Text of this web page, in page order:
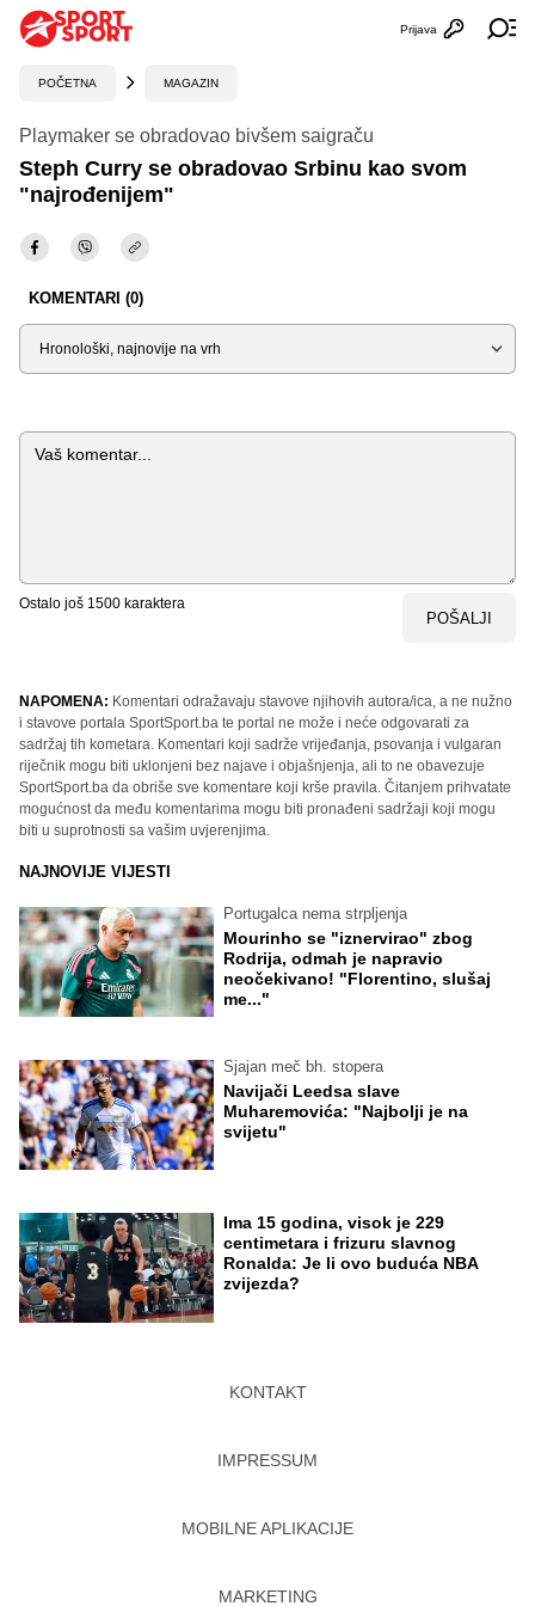
Otvori
Prijava
POČETNA MAGAZIN
Playmaker se obradovao bivšem saigraču
Steph Curry se obradovao Srbinu kao svom
"najrođenijem"
KOMENTARI (0)
Sortiraj
Komentar
Ostalo još 1500 karaktera
POŠALJI
NAPOMENA: Komentari odražavaju stavove njihovih autora/ica, a ne nužno
i stavove portala SportSport.ba te portal ne može i neće odgovarati za
sadržaj tih kometara. Komentari koji sadrže vrijeđanja, psovanja i vulgaran
riječnik mogu biti uklonjeni bez najave i objašnjenja, ali to ne obavezuje
SportSport.ba da obriše sve komentare koji krše pravila. Čitanjem prihvatate
mogućnost da među komentarima mogu biti pronađeni sadržaji koji mogu
biti u suprotnosti sa vašim uvjerenjima.
NAJNOVIJE VIJESTI
Portugalca nema strpljenja
Mourinho se "iznervirao" zbog
Rodrija, odmah je napravio
neočekivano! "Florentino, slušaj
me..."
Sjajan meč bh. stopera
Navijači Leedsa slave
Muharemovića: "Najbolji je na
svijetu"
Ima 15 godina, visok je 229
centimetara i frizuru slavnog
Ronalda: Je li ovo buduća NBA
zvijezda?
KONTAKT
IMPRESSUM
MOBILNE APLIKACIJE
MARKETING